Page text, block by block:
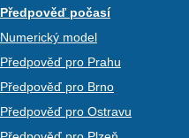
Předpověď počasí
Numerický model
Předpověď pro Prahu
Předpověď pro Brno
Předpověď pro Ostravu